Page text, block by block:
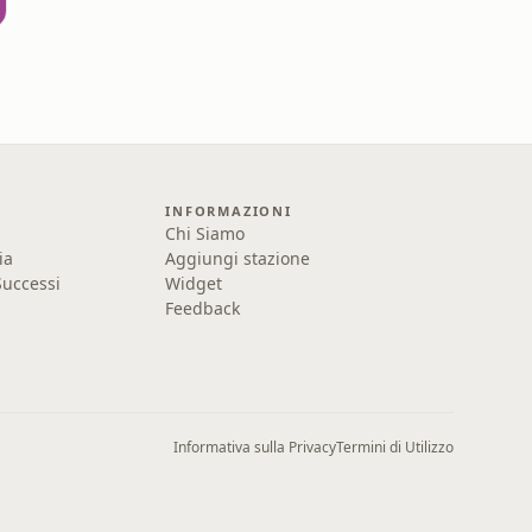
INFORMAZIONI
Chi Siamo
Aggiungi stazione
Widget
Feedback
Informativa sulla PrivacyTermini di Utilizzo